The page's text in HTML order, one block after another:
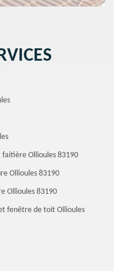
Ollioules 83190
Ollioules 83190
Ollioules 83190
fenêtre de toit Ollioules